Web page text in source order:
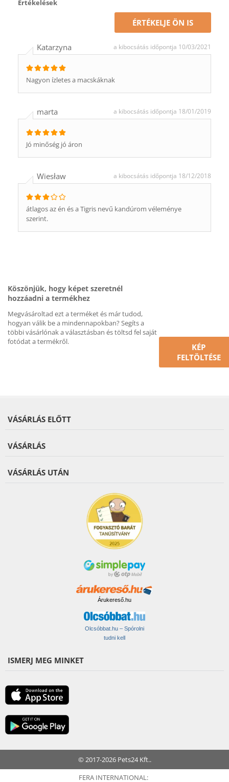
Értékelések
ÉRTÉKELJE ÖN IS
Katarzyna a kibocsátás időpontja 10/03/2021
Nagyon ízletes a macskáknak
marta a kibocsátás időpontja 18/01/2019
Jó minőség jó áron
Wiesław a kibocsátás időpontja 18/12/2018
átlagos az én és a Tigris nevű kandúrom véleménye
szerint.
Köszönjük, hogy képet szeretnél
hozzáadni a termékhez
Megvásároltad ezt a terméket és már tudod,
hogyan válik be a mindennapokban? Segíts a
többi vásárlónak a választásban és töltsd fel saját
fotódat a termékről.
KÉP
FELTÖLTÉSE
VÁSÁRLÁS ELŐTT
VÁSÁRLÁS
VÁSÁRLÁS UTÁN
Árukereső.hu
Olcsóbbat.hu – Spórolni
tudni kell
ISMERJ MEG MINKET
© 2017-2026 Pets24 Kft..
FERA INTERNATIONAL: